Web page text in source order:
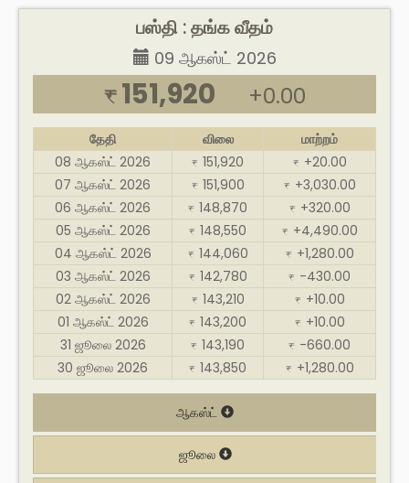
பஸ்தி : தங்க வீதம்
09 ஆகஸ்ட் 2026
₹ 151,920 +0.00
தேதி விலை
மாற்றம்
08 ஆகஸ்ட் 2026
₹ 151,920 ₹ +20.00
07 ஆகஸ்ட் 2026
₹ 151,900 ₹ +3,030.00
06 ஆகஸ்ட் 2026
₹ 148,870 ₹ +320.00
05 ஆகஸ்ட் 2026
₹ 148,550 ₹ +4,490.00
04 ஆகஸ்ட் 2026
₹ 144,060 ₹ +1,280.00
03 ஆகஸ்ட் 2026
₹ 142,780 ₹ -430.00
02 ஆகஸ்ட் 2026
₹ 143,210 ₹ +10.00
01 ஆகஸ்ட் 2026
₹ 143,200 ₹ +10.00
31 ஜூலை 2026
₹ 143,190 ₹ -660.00
30 ஜூலை 2026
₹ 143,850 ₹ +1,280.00
ஆகஸ்ட்
ஜூலை